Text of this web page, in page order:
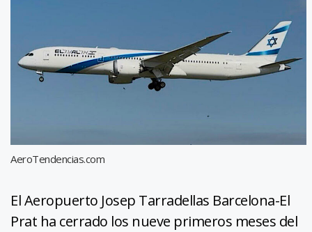
AeroTendencias.com
El Aeropuerto Josep Tarradellas Barcelona-El
Prat ha cerrado los nueve primeros meses del